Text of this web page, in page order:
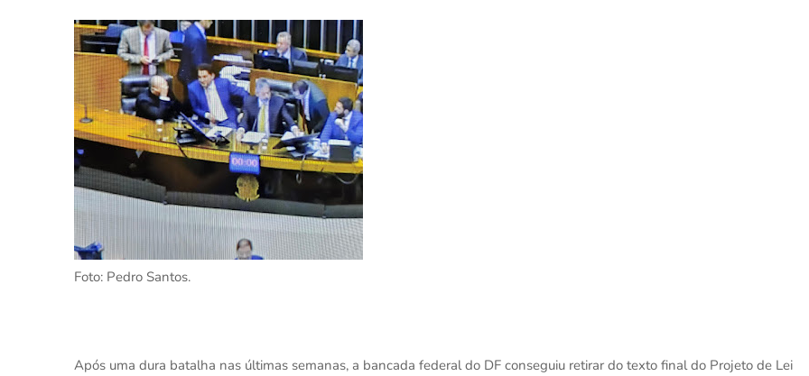
Foto: Pedro Santos.
Após uma dura batalha nas últimas semanas, a bancada federal do DF conseguiu retirar do texto final do Projeto de Lei